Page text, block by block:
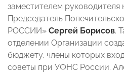
заместителем руководителя
Председатель
РОССИИ» Сергей Борисов.
отделении Организации
бюджету, члены которых
советы при УФНС России.